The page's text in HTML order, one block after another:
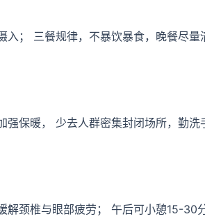
； 三餐规律，不暴饮暴食，晚餐尽量
保暖， 少去人群密集封闭场所，勤洗
解颈椎与眼部疲劳； 午后可小憩15-30